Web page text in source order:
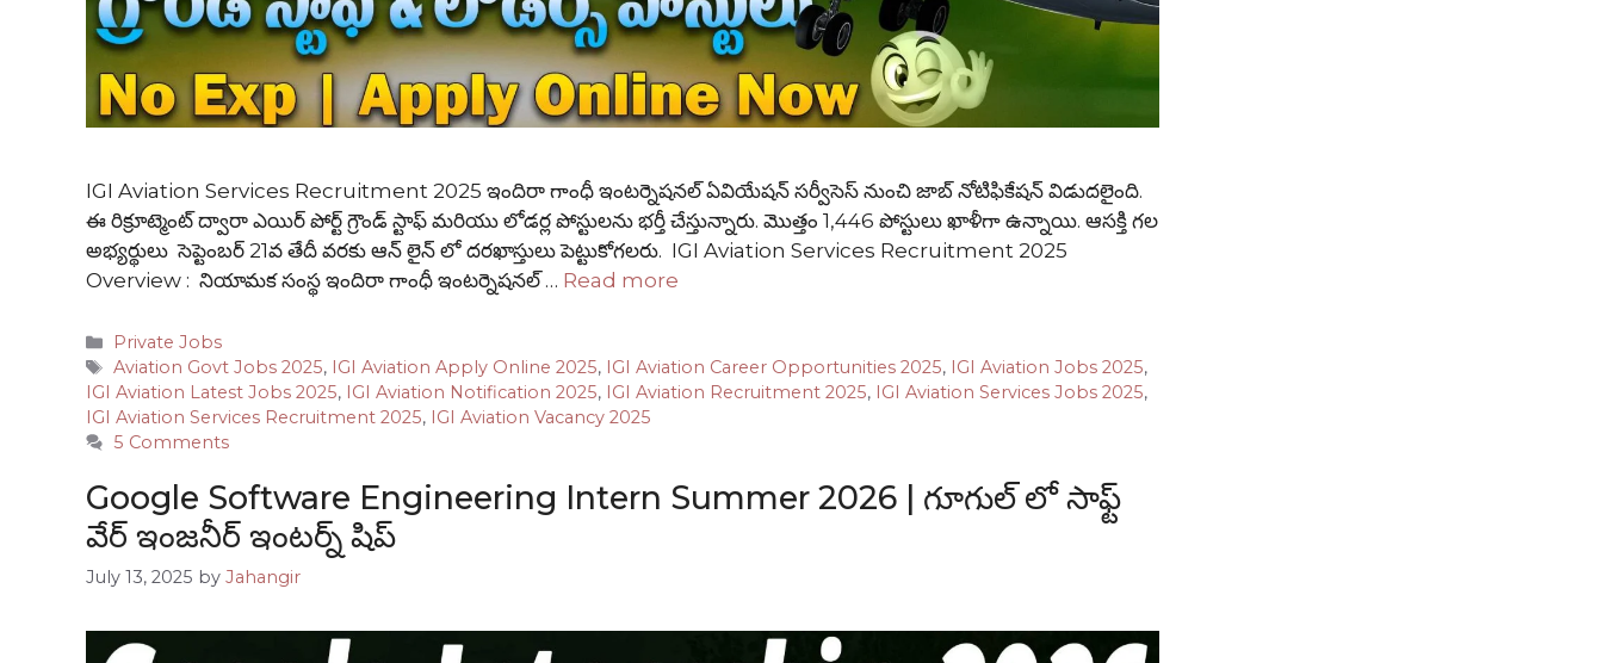
IGI Aviation Services Recruitment 2025 ఇందిరా గాంధీ ఇంటర్నెషనల్ ఏవియేషన్ సర్వీసెస్ నుంచి జాబ్ నోటిఫికేషన్ విడుదలైంది.
ఈ రిక్రూట్మెంట్ ద్వారా ఎయిర్ పోర్ట్ గ్రౌండ్ స్టాఫ్ మరియు లోడర్ల పోస్టులను భర్తీ చేస్తున్నారు. మొత్తం 1,446 పోస్టులు ఖాళీగా ఉన్నాయి. ఆసక్తి గల
అభ్యర్థులు సెప్టెంబర్ 21వ తేదీ వరకు ఆన్ లైన్ లో దరఖాస్తులు పెట్టుకోగలరు. IGI Aviation Services Recruitment 2025
Overview : నియామక సంస్థ ఇందిరా గాంధీ ఇంటర్నెషనల్ … Read more
Categories
Private Jobs
Tags
Aviation Govt Jobs 2025, IGI Aviation Apply Online 2025, IGI Aviation Career Opportunities 2025, IGI Aviation Jobs 2025,
IGI Aviation Latest Jobs 2025, IGI Aviation Notification 2025, IGI Aviation Recruitment 2025, IGI Aviation Services Jobs 2025,
IGI Aviation Services Recruitment 2025, IGI Aviation Vacancy 2025
5 Comments
Google Software Engineering Intern Summer 2026 | గూగుల్ లో సాఫ్ట్
వేర్ ఇంజనీర్ ఇంటర్న్ షిప్
July 13, 2025 by Jahangir